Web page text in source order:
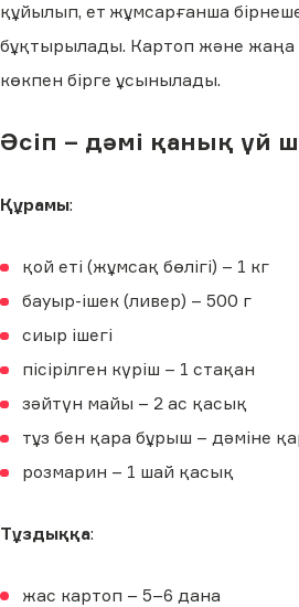
құйылып, ет жұмсарғанша
бұқтырылады. Картоп және жаңа
көкпен бірге ұсынылады.
Әсіп – дәмі қанық үй
Құрамы:
қой еті (жұмсақ бөлігі) – 1 кг
бауыр-ішек (ливер) – 500 г
сиыр ішегі
пісірілген күріш – 1 стақан
зәйтүн майы – 2 ас қасық
тұз бен қара бұрыш – дәміне
розмарин – 1 шай қасық
Тұздыққа:
жас картоп – 5–6 дана